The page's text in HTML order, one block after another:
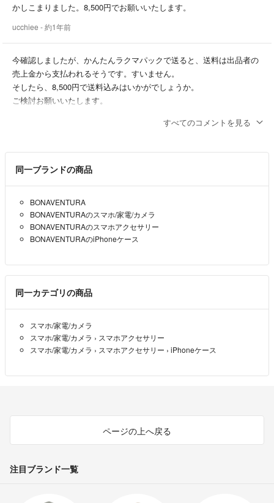
かしこまりました。8,500円でお願いいたします。
ucchiee - 約1年前
今確認しましたが、かんたんラクマパックで送ると、送料は出品者の
売上金から支払われるそうです。すいません。
そしたら、8,500円で送料込みはいかがでしょうか。
ご検討お願いいたします。
返信ありがとうございます。
送料の金額を伺ってもよろしいでしょうか？
ucchiee- 約1年前
コメントありがとうございます
商品代8,000円で送料は着払いということではいかがでしょうか？
ご検討よろしくお願いします
出品者 melon- 約1年前
コメント失礼します。こちら8,000円で購入させていただけないでし
ょうか。
不躾なお願いで申し訳ございませんが、ご検討よろしくお願いいたし
ます。
すべてのコメントを見る
同一ブランドの商品
BONAVENTURA
BONAVENTURAのスマホ/家電/カメラ
BONAVENTURAのスマホアクセサリー
BONAVENTURAのiPhoneケース
同一カテゴリの商品
スマホ/家電/カメラ
スマホ/家電/カメラ › スマホアクセサリー
スマホ/家電/カメラ › スマホアクセサリー › iPhoneケース
ページの上へ戻る
注目ブランド一覧